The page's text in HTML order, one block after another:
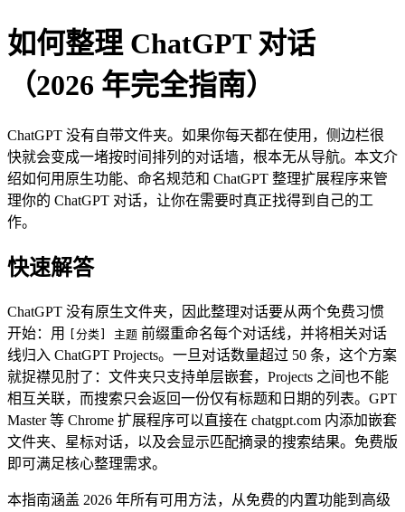
如何整理 ChatGPT 对话
（2026 年完全指南）
ChatGPT 没有自带文件夹。如果你每天都在使用，侧边栏很
快就会变成一堵按时间排列的对话墙，根本无从导航。本文介
绍如何用原生功能、命名规范和 ChatGPT 整理扩展程序来管
理你的 ChatGPT 对话，让你在需要时真正找得到自己的工
作。
快速解答
ChatGPT 没有原生文件夹，因此整理对话要从两个免费习惯
开始：用
[分类] 主题 前缀重命名每个对话线，并将相关对话
线归入 ChatGPT Projects。一旦对话数量超过 50 条，这个方案
就捉襟见肘了：文件夹只支持单层嵌套，Projects 之间也不能
相互关联，而搜索只会返回一份仅有标题和日期的列表。GPT
Master 等 Chrome 扩展程序可以直接在 chatgpt.com 内添加嵌套
文件夹、星标对话，以及会显示匹配摘录的搜索结果。免费版
即可满足核心整理需求。
本指南涵盖 2026 年所有可用方法，从免费的内置功能到高级